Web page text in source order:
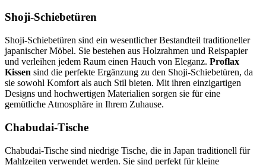
Shoji-Schiebetüren
Shoji-Schiebetüren sind ein wesentlicher Bestandteil traditioneller
japanischer Möbel. Sie bestehen aus Holzrahmen und Reispapier
und verleihen jedem Raum einen Hauch von Eleganz. Proflax
Kissen sind die perfekte Ergänzung zu den Shoji-Schiebetüren, da
sie sowohl Komfort als auch Stil bieten. Mit ihren einzigartigen
Designs und hochwertigen Materialien sorgen sie für eine
gemütliche Atmosphäre in Ihrem Zuhause.
Chabudai-Tische
Chabudai-Tische sind niedrige Tische, die in Japan traditionell für
Mahlzeiten verwendet werden. Sie sind perfekt für kleine